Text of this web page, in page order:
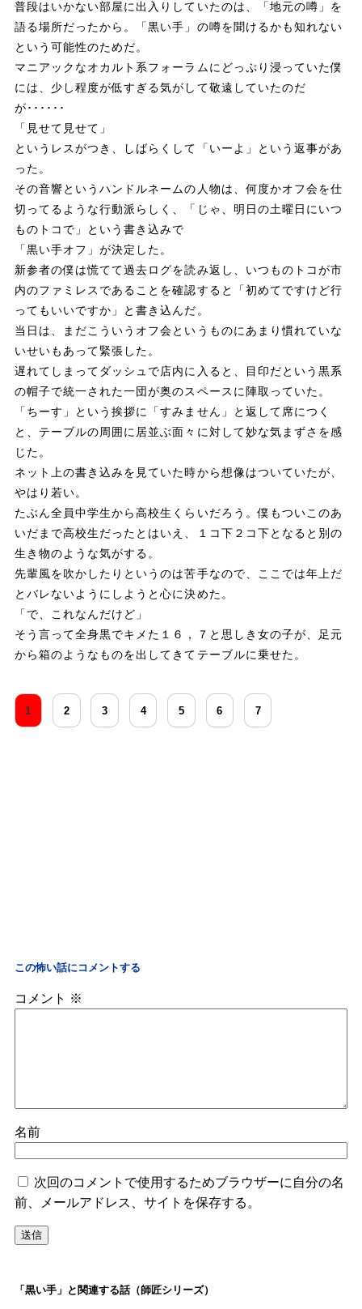
普段はいかない部屋に出入りしていたのは、「地元の噂」を
語る場所だったから。「黒い手」の噂を聞けるかも知れない
という可能性のためだ。
マニアックなオカルト系フォーラムにどっぷり浸っていた僕
には、少し程度が低すぎる気がして敬遠していたのだ
が･･････
「見せて見せて」
というレスがつき、しばらくして「いーよ」という返事があ
った。
その音響というハンドルネームの人物は、何度かオフ会を仕
切ってるような行動派らしく、「じゃ、明日の土曜日にいつ
ものトコで」という書き込みで
「黒い手オフ」が決定した。
新参者の僕は慌てて過去ログを読み返し、いつものトコが市
内のファミレスであることを確認すると「初めてですけど行
ってもいいですか」と書き込んだ。
当日は、まだこういうオフ会というものにあまり慣れていな
いせいもあって緊張した。
遅れてしまってダッシュで店内に入ると、目印だという黒系
の帽子で統一された一団が奥のスペースに陣取っていた。
「ちーす」という挨拶に「すみません」と返して席につく
と、テーブルの周囲に居並ぶ面々に対して妙な気まずさを感
じた。
ネット上の書き込みを見ていた時から想像はついていたが、
やはり若い。
たぶん全員中学生から高校生くらいだろう。僕もついこのあ
いだまで高校生だったとはいえ、１コ下２コ下となると別の
生き物のような気がする。
先輩風を吹かしたりというのは苦手なので、ここでは年上だ
とバレないようにしようと心に決めた。
「で、これなんだけど」
そう言って全身黒でキメた１６，７と思しき女の子が、足元
から箱のようなものを出してきてテーブルに乗せた。
1 2 3 4 5 6 7
この怖い話にコメントする
コメント ※
名前
次回のコメントで使用するためブラウザーに自分の名
前、メールアドレス、サイトを保存する。
「黒い手」と関連する話（師匠シリーズ）